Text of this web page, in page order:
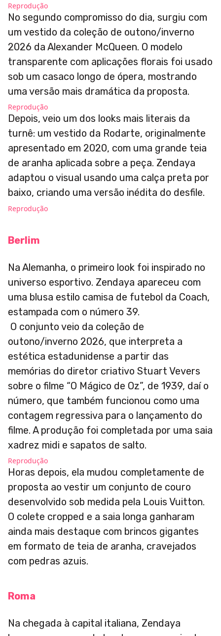
Reprodução
No segundo compromisso do dia, surgiu com
um vestido da coleção de outono/inverno
2026 da Alexander McQueen. O modelo
transparente com aplicações florais foi usado
sob um casaco longo de ópera, mostrando
uma versão mais dramática da proposta.
Reprodução
Depois, veio um dos looks mais literais da
turnê: um vestido da Rodarte, originalmente
apresentado em 2020, com uma grande teia
de aranha aplicada sobre a peça. Zendaya
adaptou o visual usando uma calça preta por
baixo, criando uma versão inédita do desfile.
Reprodução
Berlim
Na Alemanha, o primeiro look foi inspirado no
universo esportivo. Zendaya apareceu com
uma blusa estilo camisa de futebol da Coach,
estampada com o número 39.
O conjunto veio da coleção de
outono/inverno 2026, que interpreta a
estética estadunidense a partir das
memórias do diretor criativo Stuart Vevers
sobre o filme “O Mágico de Oz”, de 1939, daí o
número, que também funcionou como uma
contagem regressiva para o lançamento do
filme. A produção foi completada por uma saia
xadrez midi e sapatos de salto.
Reprodução
Horas depois, ela mudou completamente de
proposta ao vestir um conjunto de couro
desenvolvido sob medida pela Louis Vuitton.
O colete cropped e a saia longa ganharam
ainda mais destaque com brincos gigantes
em formato de teia de aranha, cravejados
com pedras azuis.
Roma
Na chegada à capital italiana, Zendaya